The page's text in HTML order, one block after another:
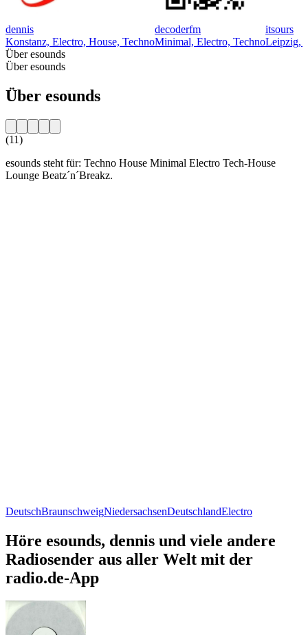
dennis
Konstanz, Electro, House, Techno
decoderfm
Minimal, Electro, Techno
itsours
Leipzig,
Über esounds
Über esounds
Über esounds
(11)
esounds steht für: Techno House Minimal Electro Tech-House
Lounge Beatz´n´Breakz.
DeutschBraunschweigNiedersachsenDeutschlandElectro
Höre esounds, dennis und viele andere
Radiosender aus aller Welt mit der
radio.de-App